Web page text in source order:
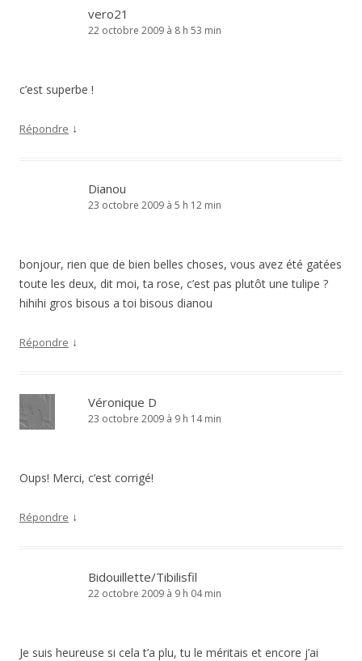
vero21
22 octobre 2009 à 8 h 53 min
c’est superbe !
Répondre ↓
Dianou
23 octobre 2009 à 5 h 12 min
bonjour, rien que de bien belles choses, vous avez été gatées
toute les deux, dit moi, ta rose, c’est pas plutôt une tulipe ?
hihihi gros bisous a toi bisous dianou
Répondre ↓
Véronique D
23 octobre 2009 à 9 h 14 min
Oups! Merci, c’est corrigé!
Répondre ↓
Bidouillette/Tibilisfil
22 octobre 2009 à 9 h 04 min
Je suis heureuse si cela t’a plu, tu le méritais et encore j’ai